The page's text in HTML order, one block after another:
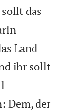
das
Land
ihr sollt
Dem, der